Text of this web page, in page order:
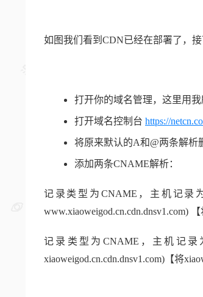
如图我们看到CDN已经在部署了，
打开你的域名管理，这里用我
打开域名控制台 https://
将原来默认的A和@两条解析
添加两条CNAME解析：
记录类型为CNAME，主机记录
www.xiaoweigod.cn.cdn.dnsv1.com)
记录类型为CNAME，主机记